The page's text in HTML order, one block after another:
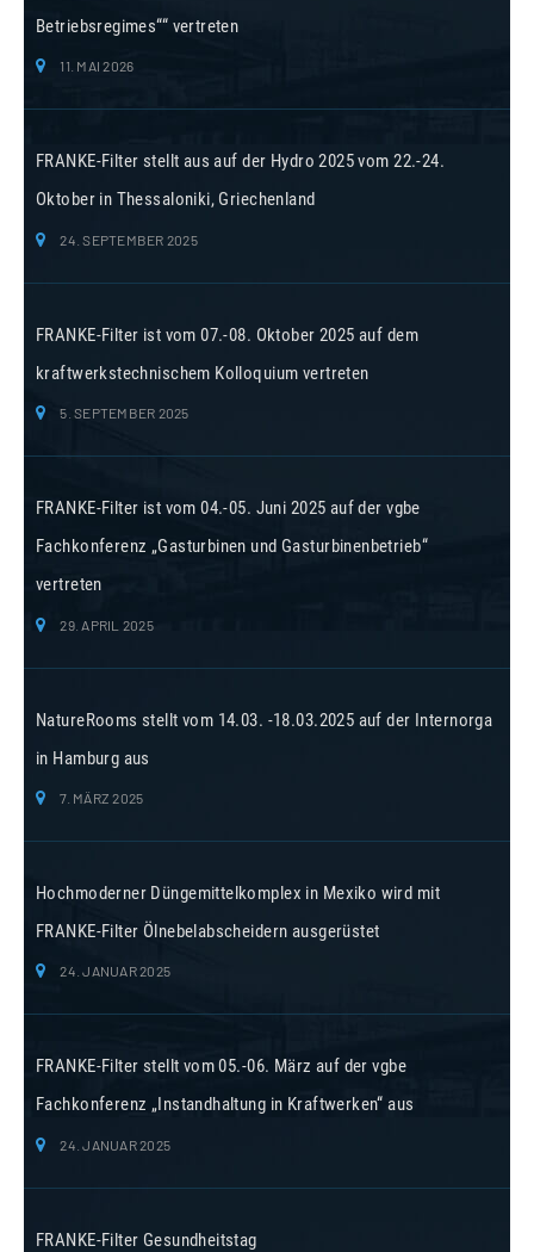
Betriebsregimes““ vertreten
11. MAI 2026
FRANKE-Filter stellt aus auf der Hydro 2025 vom 22.-24.
Oktober in Thessaloniki, Griechenland
24. SEPTEMBER 2025
FRANKE-Filter ist vom 07.-08. Oktober 2025 auf dem
kraftwerkstechnischem Kolloquium vertreten
5. SEPTEMBER 2025
FRANKE-Filter ist vom 04.-05. Juni 2025 auf der vgbe
Fachkonferenz „Gasturbinen und Gasturbinenbetrieb“
vertreten
29. APRIL 2025
NatureRooms stellt vom 14.03. -18.03.2025 auf der Internorga
in Hamburg aus
7. MÄRZ 2025
Hochmoderner Düngemittelkomplex in Mexiko wird mit
FRANKE-Filter Ölnebelabscheidern ausgerüstet
24. JANUAR 2025
FRANKE-Filter stellt vom 05.-06. März auf der vgbe
Fachkonferenz „Instandhaltung in Kraftwerken“ aus
24. JANUAR 2025
FRANKE-Filter Gesundheitstag